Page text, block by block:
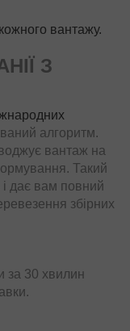
вантажу.
З
алгоритм.
вантаж на
Такий
і дає вам повний
збірних
за 30 хвилин